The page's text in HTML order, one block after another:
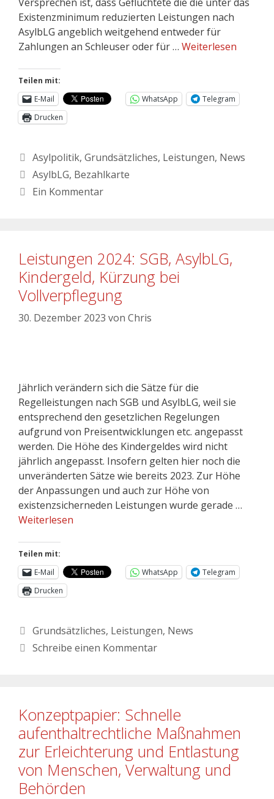
Existenzminimum reduzierten Leistungen nach
AsylbLG angeblich weitgehend entweder für
Zahlungen an Schleuser oder für … Weiterlesen
Teilen mit:
E-Mail
WhatsApp
Telegram
Drucken
Asylpolitik, Grundsätzliches, Leistungen, News
AsylbLG, Bezahlkarte
Ein Kommentar
Leistungen 2024: SGB, AsylbLG,
Kindergeld, Kürzung bei
Vollverpflegung
30. Dezember 2023 von Chris
Jährlich verändern sich die Sätze für die
Regelleistungen nach SGB und AsylbLG, weil sie
entsprechend den gesetzlichen Regelungen
aufgrund von Preisentwicklungen etc. angepasst
werden. Die Höhe des Kindergeldes wird nicht
jährlich angepasst. Insofern gelten hier noch die
unveränderten Sätze wie bereits 2023. Zur Höhe
der Anpassungen und auch zur Höhe von
existenzsicherneden Leistungen wurde gerade …
Weiterlesen
Teilen mit:
E-Mail
WhatsApp
Telegram
Drucken
Grundsätzliches, Leistungen, News
Schreibe einen Kommentar
Konzeptpapier: Schnelle
aufenthaltrechtliche Maßnahmen
zur Erleichterung und Entlastung
von Menschen, Verwaltung und
Behörden